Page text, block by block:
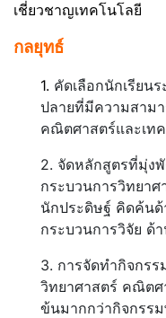
เชี่ยวชาญเทคโนโลยี
กลยุทธ์
1. คัดเลือกนักเรียน
ปลายที่มีความสาม
คณิตศาสตร์และเท
2. จัดหลักสูตรที่มุ่ง
กระบวนการวิทยาศ
นักประดิษฐ์ คิดค้นด้
กระบวนการวิจัย ด้
3. การจัดทำกิจกร
วิทยาศาสตร์ คณิตศ
ข้นมากกว่ากิจกรร